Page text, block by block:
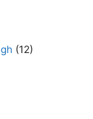
(12)